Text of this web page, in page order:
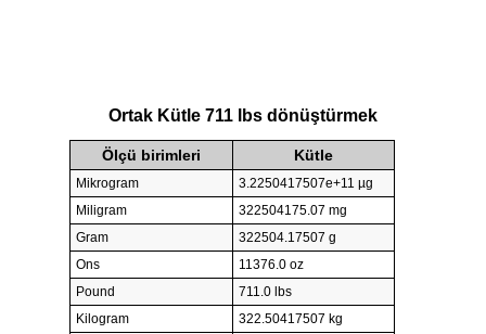
Ortak Kütle 711 lbs dönüştürmek
Ölçü birimleri Kütle
Mikrogram
3.2250417507e+11 µg
Miligram
322504175.07 mg
Gram
322504.17507 g
Ons
11376.0 oz
Pound
711.0 lbs
Kilogram
322.50417507 kg